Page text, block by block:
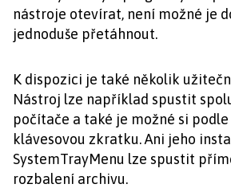
nástroje otevírat, není možné je
jednoduše přetáhnout.
K dispozici je také několik
Nástroj lze například spustit
počítače a také je možné si
klávesovou zkratku. Ani jeho
SystemTrayMenu lze spustit
rozbalení archivu.